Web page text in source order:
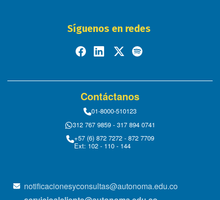
Síguenos en redes
Contáctanos
01-8000-510123
312 767 9859 - 317 894 0741
+57 (6) 872 7272 - 872 7709
Ext: 102 - 110 - 144
notificacionesyconsultas@autonoma.edu.co